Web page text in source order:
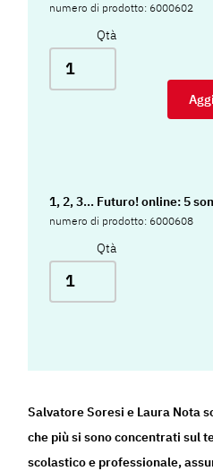
numero di prodotto: 6000602
Qtà
1, 2, 3... Futuro! online: 5
numero di prodotto: 6000608
Qtà
Salvatore Soresi e Laura Nota
che più si sono concentrati sul
scolastico e professionale,